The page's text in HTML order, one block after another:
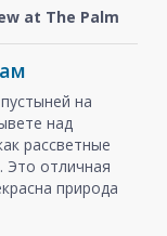
at The Palm
на
над
рассветные
Это отличная
природа